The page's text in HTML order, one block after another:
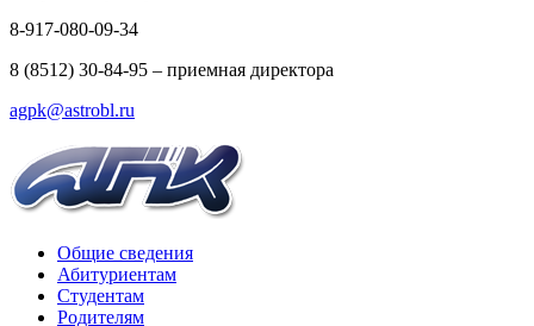
8-917-080-09-34
8 (8512) 30-84-95 – приемная директора
agpk@astrobl.ru
Общие сведения
Абитуриентам
Студентам
Родителям